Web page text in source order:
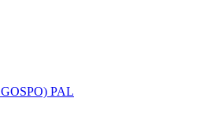
PAL